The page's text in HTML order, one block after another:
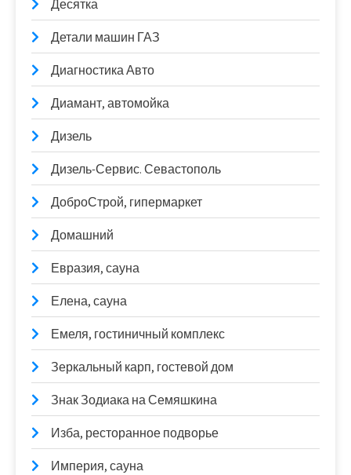
Десятка
Детали машин ГАЗ
Диагностика Авто
Диамант, автомойка
Дизель
Дизель-Сервис. Севастополь
ДоброСтрой, гипермаркет
Домашний
Евразия, сауна
Елена, сауна
Емеля, гостиничный комплекс
Зеркальный карп, гостевой дом
Знак Зодиака на Семяшкина
Изба, ресторанное подворье
Империя, сауна